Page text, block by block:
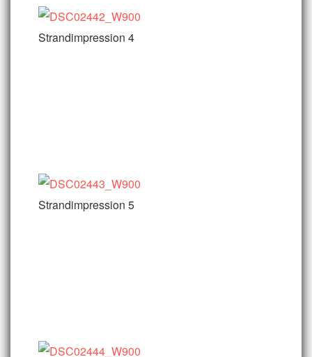
Strandimpression 4
Strandimpression 5